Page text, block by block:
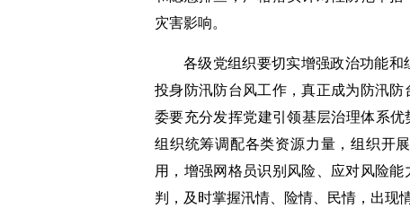
灾害影响。
各级党组织要切实增强政治功能
投身防汛防台风工作，真正成为防汛防
委要充分发挥党建引领基层治理体系
组织统筹调配各类资源力量，组织开
用，增强网格员识别风险、应对风险
判，及时掌握汛情、险情、民情，出现